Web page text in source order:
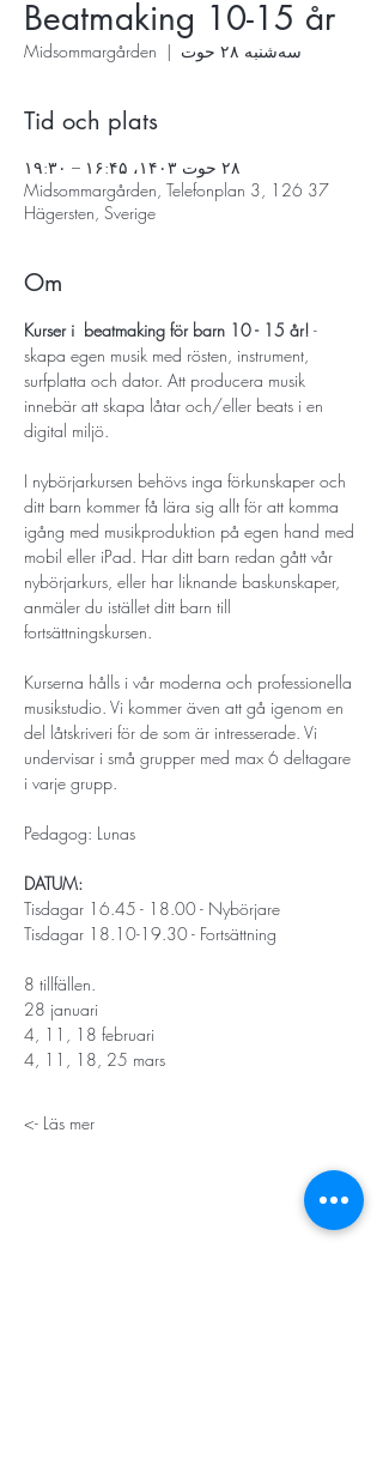
Beatmaking 10-15 år
سه‌شنبه ۲۸ حوت
  |
Midsommargården
Tid och plats
۲۸ حوت ۱۴۰۳، ۱۶:۴۵ – ۱۹:۳۰
Midsommargården, Telefonplan 3, 126 37
Hägersten, Sverige
Om
Kurser i  beatmaking för barn 10 - 15 år! -
skapa egen musik med rösten, instrument,
surfplatta och dator. Att producera musik
innebär att skapa låtar och/eller beats i en
digital miljö.
​I nybörjarkursen behövs inga förkunskaper och
ditt barn kommer få lära sig allt för att komma
igång med musikproduktion på egen hand med
mobil eller iPad. Har ditt barn redan gått vår
nybörjarkurs, eller har liknande baskunskaper,
anmäler du istället ditt barn till
fortsättningskursen.
Kurserna hålls i vår moderna och professionella
musikstudio. Vi kommer även att gå igenom en
del låtskriveri för de som är intresserade. Vi
undervisar i små grupper med max 6 deltagare
i varje grupp.
Pedagog: Lunas
DATUM:
Tisdagar 16.45 - 18.00 - Nybörjare
Tisdagar 18.10-19.30 - Fortsättning
8 tillfällen.
28 januari
4, 11, 18 februari
4, 11, 18, 25 mars
Läs mer ->